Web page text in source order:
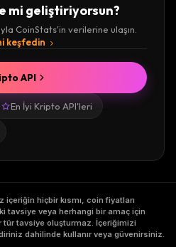
mi geliştiriyorsun?
CoinStats'in verilerine ulaşın.
keşfedin
En İyi Kripto API'leri
API
içeriğin hiçbir kısmı, coin fiyatları
tavsiye veya herhangi bir amaç için
tür tavsiye oluşturmaz. İçeriğimizi
dahilinde kullanır veya güvenirsiniz.